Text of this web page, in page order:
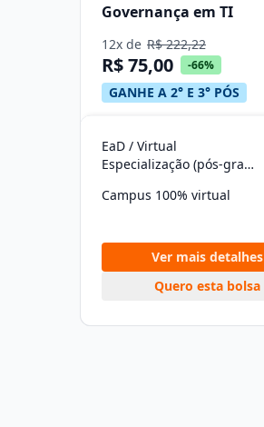
Governança em TI
12x de R$ 222,22
R$ 75,00 -66%
GANHE A 2° E 3° PÓS
EaD / Virtual
Especialização (pós-graduação)
Campus 100% virtual
Ver mais detalhes
Quero esta bolsa